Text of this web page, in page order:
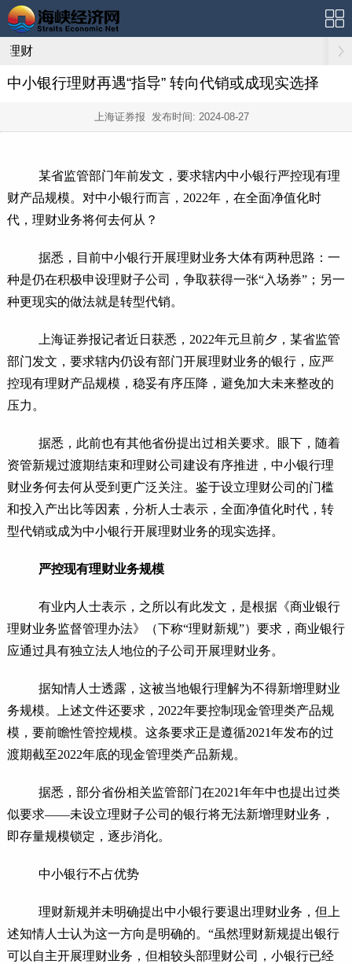
理财
中小银行理财再遇“指导” 转向代销或成现实选择
上海证券报 发布时间: 2024-08-27
某省监管部门年前发文，要求辖内中小银行严控现有理
财产品规模。对中小银行而言，2022年，在全面净值化时
代，理财业务将何去何从？
据悉，目前中小银行开展理财业务大体有两种思路：一
种是仍在积极申设理财子公司，争取获得一张“入场券”；另一
种更现实的做法就是转型代销。
上海证券报记者近日获悉，2022年元旦前夕，某省监管
部门发文，要求辖内仍设有部门开展理财业务的银行，应严
控现有理财产品规模，稳妥有序压降，避免加大未来整改的
压力。
据悉，此前也有其他省份提出过相关要求。眼下，随着
资管新规过渡期结束和理财公司建设有序推进，中小银行理
财业务何去何从受到更广泛关注。鉴于设立理财公司的门槛
和投入产出比等因素，分析人士表示，全面净值化时代，转
型代销或成为中小银行开展理财业务的现实选择。
严控现有理财业务规模
有业内人士表示，之所以有此发文，是根据《商业银行
理财业务监督管理办法》（下称“理财新规”）要求，商业银行
应通过具有独立法人地位的子公司开展理财业务。
据知情人士透露，这被当地银行理解为不得新增理财业
务规模。上述文件还要求，2022年要控制现金管理类产品规
模，要前瞻性管控规模。这条要求正是遵循2021年发布的过
渡期截至2022年底的现金管理类产品新规。
据悉，部分省份相关监管部门在2021年年中也提出过类
似要求——未设立理财子公司的银行将无法新增理财业务，
即存量规模锁定，逐步消化。
中小银行不占优势
理财新规并未明确提出中小银行要退出理财业务，但上
述知情人士认为这一方向是明确的。“虽然理财新规提出银行
可以自主开展理财业务，但相较头部理财公司，小银行已经